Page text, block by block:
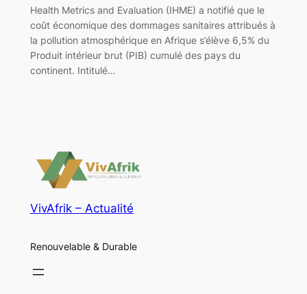
Health Metrics and Evaluation (IHME) a notifié que le
coût économique des dommages sanitaires attribués à
la pollution atmosphérique en Afrique s’élève 6,5% du
Produit intérieur brut (PIB) cumulé des pays du
continent. Intitulé…
VivAfrik – Actualité
Renouvelable & Durable